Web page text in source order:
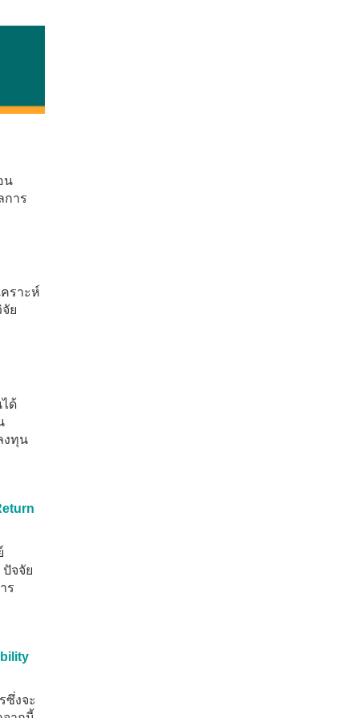
น
การ
ราะห์
ย
ด้
งทุน
ปัจจัย
ร
ซึ่งจะ